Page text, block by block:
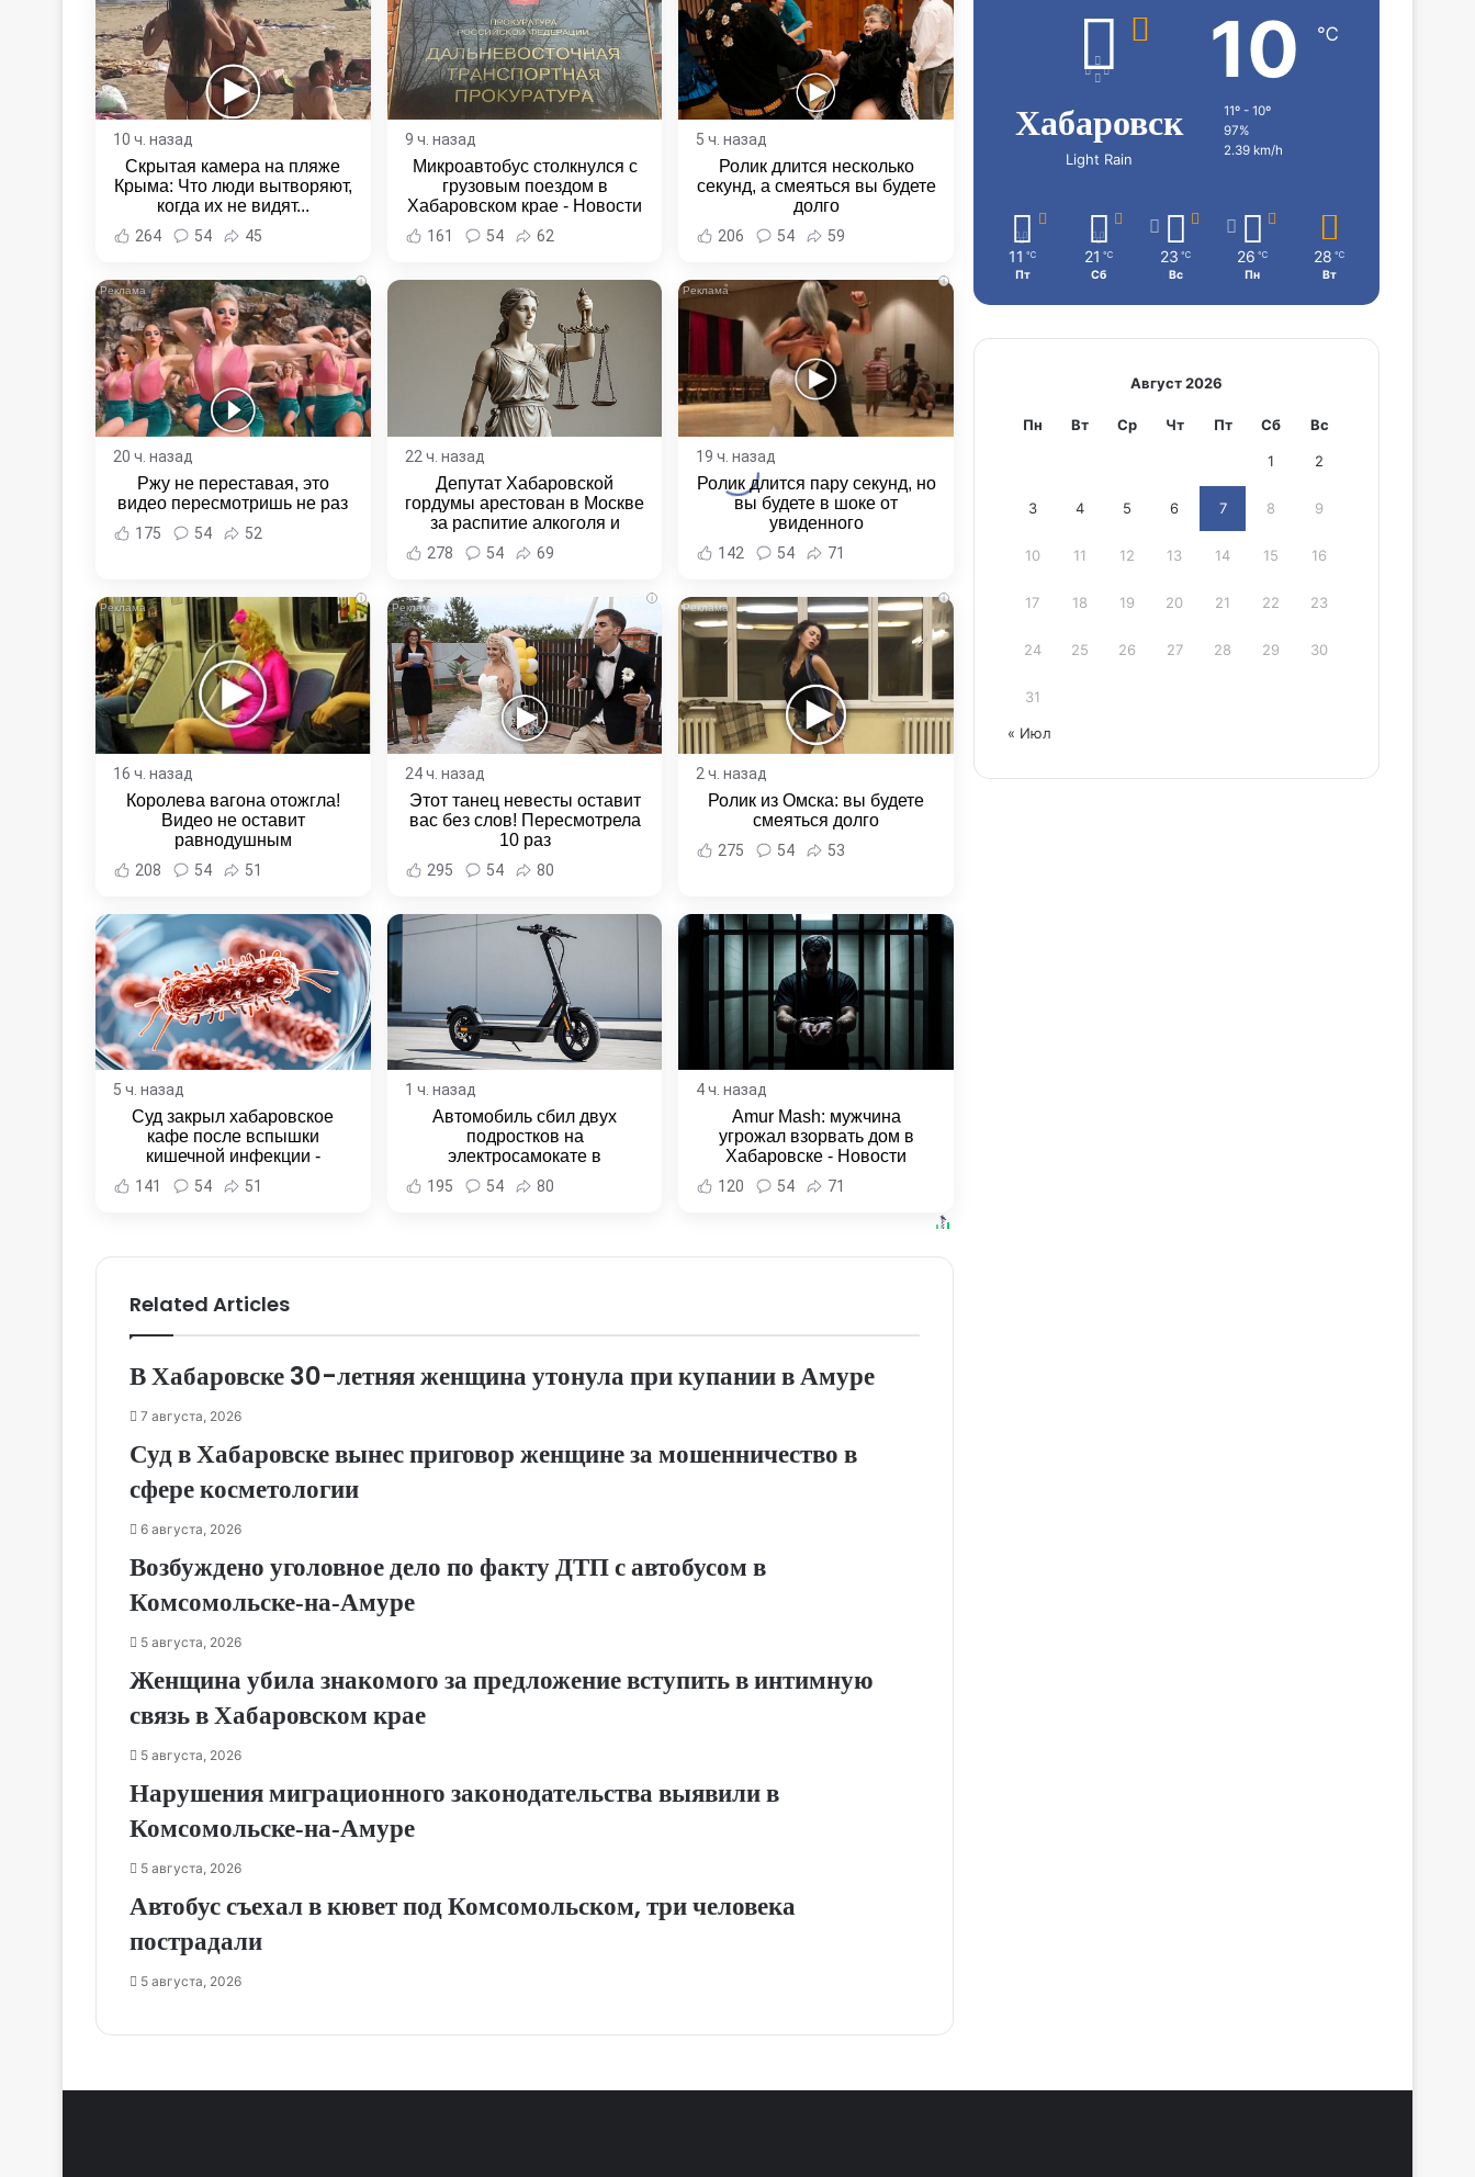
10 ч. назад
Скрытая камера на пляже
Крыма: Что люди вытворяют,
когда их не видят...
264 54 45
9 ч. назад
Микроавтобус столкнулся с
грузовым поездом в
Хабаровском крае - Новости
Хабаровска и Хабаровского
края
161 54 62
5 ч. назад
Ролик длится несколько
секунд, а смеяться вы будете
долго
206 54 59
i
20 ч. назад
Ржу не переставая, это
видео пересмотришь не раз
175 54 52
22 ч. назад
Депутат Хабаровской
гордумы арестован в Москве
за распитие алкоголя и
неповиновение полиции -
Новости Хабаровска и
278 54 69
i
19 ч. назад
Ролик длится пару секунд, но
вы будете в шоке от
увиденного
142 54 71
i
16 ч. назад
Королева вагона отожгла!
Видео не оставит
равнодушным
208 54 51
i
24 ч. назад
Этот танец невесты оставит
вас без слов! Пересмотрела
10 раз
295 54 80
i
2 ч. назад
Ролик из Омска: вы будете
смеяться долго
275 54 53
5 ч. назад
Суд закрыл хабаровское
кафе после вспышки
кишечной инфекции -
Новости Хабаровска и
Хабаровского края
141 54 51
1 ч. назад
Автомобиль сбил двух
подростков на
электросамокате в
Комсомольске-на-Амуре -
Новости Хабаровска и
195 54 80
4 ч. назад
Amur Mash: мужчина
угрожал взорвать дом в
Хабаровске - Новости
Хабаровска и Хабаровского
края
120 54 71
Related Articles
В Хабаровске 30-летняя женщина утонула при купании в Амуре
7 августа, 2026
Суд в Хабаровске вынес приговор женщине за мошенничество в
сфере косметологии
6 августа, 2026
Возбуждено уголовное дело по факту ДТП с автобусом в
Комсомольске‑на‑Амуре
5 августа, 2026
Женщина убила знакомого за предложение вступить в интимную
связь в Хабаровском крае
5 августа, 2026
Нарушения миграционного законодательства выявили в
Комсомольске‑на‑Амуре
5 августа, 2026
Автобус съехал в кювет под Комсомольском, три человека
пострадали
5 августа, 2026
Хабаровск
Light Rain
10 ℃
11º - 10º
97%
2.39 km/h
11 ℃
Пт
21 ℃
Сб
23 ℃
Вс
26 ℃
Пн
28 ℃
Вт
Август 2026
Пн Вт Ср Чт Пт Сб Вс
1 2
3 4 5 6 7 8 9
10 11 12 13 14 15 16
17 18 19 20 21 22 23
24 25 26 27 28 29 30
31
« Июл